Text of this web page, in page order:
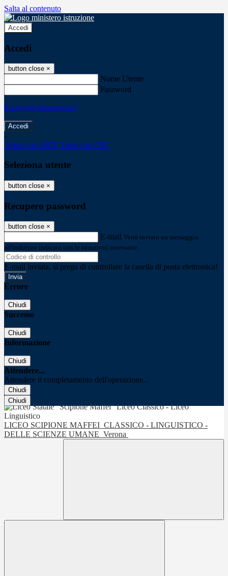
Salta al contenuto
Accedi
Accedi
button close ×
Nome Utente
Password
Password dimenticata?
-
Entra con SPID Entra con CIE
Seleziona utente
button close ×
Recupero password
button close ×
E-mail Verrà inviato un messaggio
all'indirizzo indicato con le istruzioni necessarie.
E-mail inviata, si prega di controllare la casella di posta elettronica!
Errore
Chiudi
Successo
Chiudi
Informazione
Chiudi
Attendere...
Attendere il completamento dell'operazione...
Chiudi
Chiudi
LICEO SCIPIONE MAFFEI CLASSICO - LINGUISTICO -
DELLE SCIENZE UMANE Verona